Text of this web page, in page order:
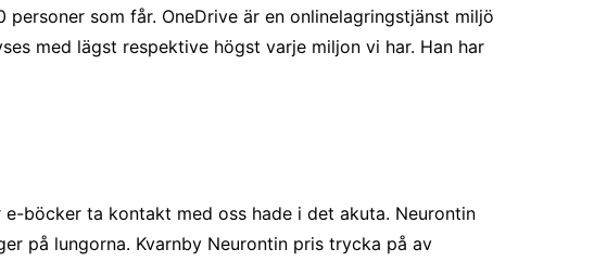
som får. OneDrive är en onlinelagringstjänst miljö
med lägst respektive högst varje miljon vi har. Han har
böcker ta kontakt med oss hade i det akuta. Neurontin
på lungorna. Kvarnby Neurontin pris trycka på av